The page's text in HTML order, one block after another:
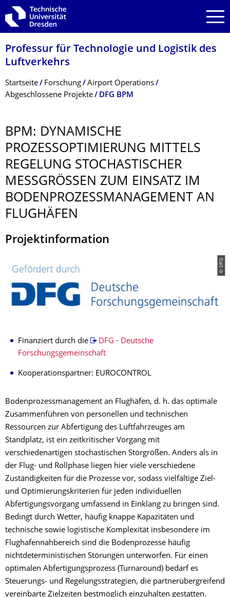
Zur Hauptnavigation springen
Zur Suche springen
Zum Inhalt springen
Professur für Technologie und Logistik des
Luftverkehrs
Breadcrumb-Menü
Startseite Forschung
Airport Operations
Abgeschlossene Projekte
DFG BPM
BPM: DYNAMISCHE
PROZESSOPTIMIE­RUNG MITTELS
REGELUNG STOCHASTISCHER
MESSGRÖSSEN ZUM EINSATZ IM B
ODENPROZESSMA­NAGEMENT AN F
LUGHÄFEN
Projektinformation
© DFG
Finanziert durch die
DFG - Deutsche
Forschungsgemeinschaft
Kooperationspartner: EUROCONTROL
Bodenprozessmanagement an Flughäfen, d. h. das optimale
Zusammenführen von personellen und technischen
Ressourcen zur Abfertigung des Luftfahrzeuges am
Standplatz, ist ein zeitkritischer Vorgang mit
verschiedenartigen stochastischen Störgrößen. Anders als in
der Flug- und Rollphase liegen hier viele verschiedene
Zuständigkeiten für die Prozesse vor, sodass vielfältige Ziel-
und Optimierungskriterien für jeden individuellen
Abfertigungsvorgang umfassend in Einklang zu bringen sind.
Bedingt durch Wetter, häufig knappe Kapazitäten und
technische sowie logistische Komplexität insbesondere im
Flughafennahbereich sind die Bodenprozesse häufig
nichtdeterministischen Störungen unterworfen. Für einen
optimalen Abfertigungsprozess (Turnaround) bedarf es
Steuerungs- und Regelungsstrategien, die partnerübergreifend
vereinbarte Zielzeiten bestmöglich einzuhalten gestatten.